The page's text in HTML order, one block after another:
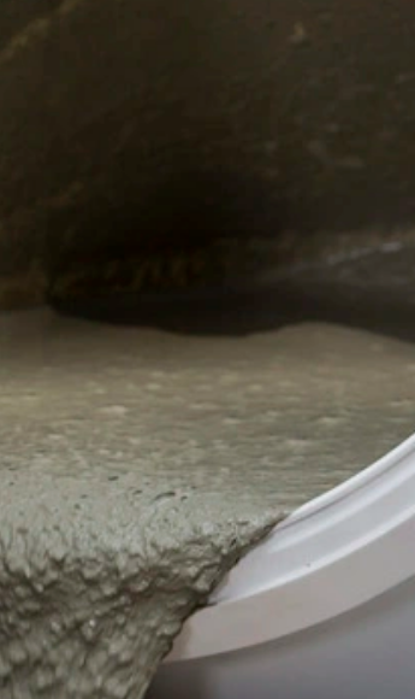
van de Europese
Slechts in
van de
websiteactiviteiten
Het in het kader
niet alle
door Google
out-cookie geplaatst
van
voorschriften